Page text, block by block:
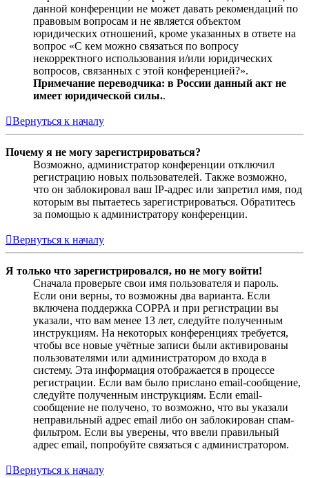
данной конференции не может давать рекомендаций по
правовым вопросам и не является объектом
юридических отношений, кроме указанных в ответе на
вопрос «С кем можно связаться по вопросу
некорректного использования и/или юридических
вопросов, связанных с этой конференцией?».
Примечание переводчика: в России данный акт не
имеет юридической силы..
Вернуться к началу
Почему я не могу зарегистрироваться?
Возможно, администратор конференции отключил
регистрацию новых пользователей. Также возможно,
что он заблокировал ваш IP-адрес или запретил имя, под
которым вы пытаетесь зарегистрироваться. Обратитесь
за помощью к администратору конференции.
Вернуться к началу
Я только что зарегистрировался, но не могу войти!
Сначала проверьте свои имя пользователя и пароль.
Если они верны, то возможны два варианта. Если
включена поддержка COPPA и при регистрации вы
указали, что вам менее 13 лет, следуйте полученным
инструкциям. На некоторых конференциях требуется,
чтобы все новые учётные записи были активированы
пользователями или администратором до входа в
систему. Эта информация отображается в процессе
регистрации. Если вам было прислано email-сообщение,
следуйте полученным инструкциям. Если email-
сообщение не получено, то возможно, что вы указали
неправильный адрес email либо он заблокирован спам-
фильтром. Если вы уверены, что ввели правильный
адрес email, попробуйте связаться с администратором.
Вернуться к началу